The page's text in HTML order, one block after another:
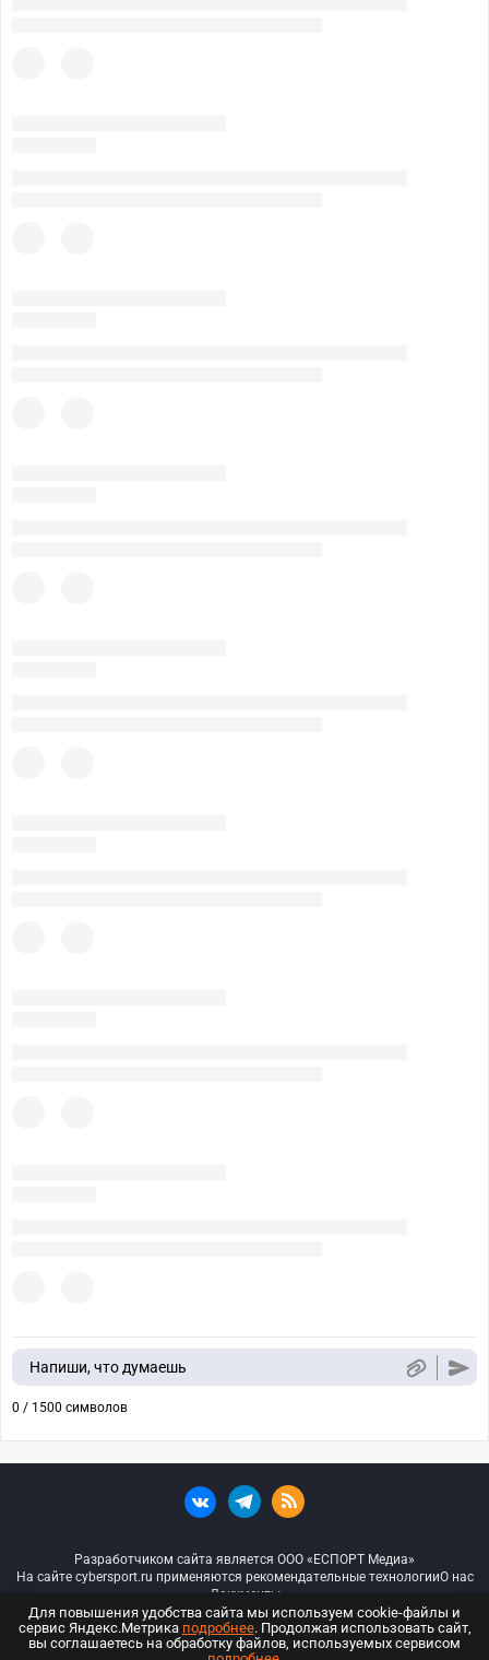
Напиши, что думаешь
0 / 1500 символов
Разработчиком сайта является ООО «ЕСПОРТ Медиа»
На сайте cybersport.ru применяются рекомендательные технологииО нас
Документы
© ООО «Киберспорт.ру» — Все права защищены
Для повышения удобства сайта мы используем cookie-файлы и
сервис Яндекс.Метрика подробнее. Продолжая использовать сайт,
вы соглашаетесь на обработку файлов, используемых сервисом